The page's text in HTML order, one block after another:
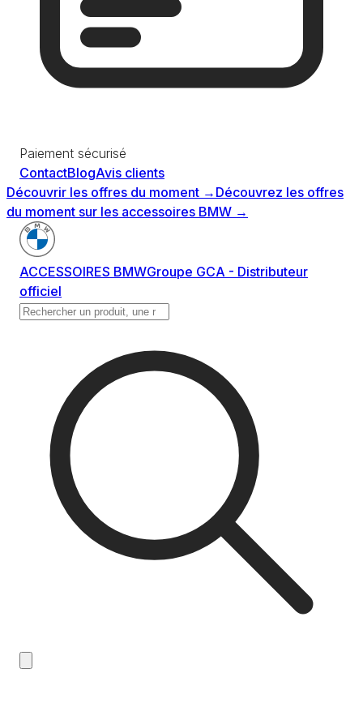
Paiement sécurisé
ContactBlogAvis clients
Découvrir les offres du moment → Découvrez les offres
du moment sur les accessoires BMW →
ACCESSOIRES BMWGroupe GCA - Distributeur
officiel